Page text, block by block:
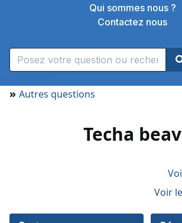
Qui sommes nous ?
Contactez nous
» Autres questions
Techa beav
Voir